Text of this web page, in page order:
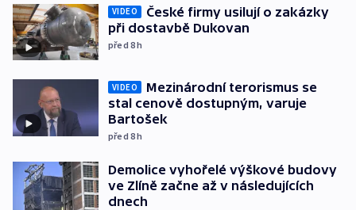
VIDEO
České firmy usilují o zakázky
při dostavbě Dukovan
před 8h
VIDEO
Mezinárodní terorismus se
stal cenově dostupným, varuje
Bartošek
před 8h
Demolice vyhořelé výškové budovy
ve Zlíně začne až v následujících
dnech